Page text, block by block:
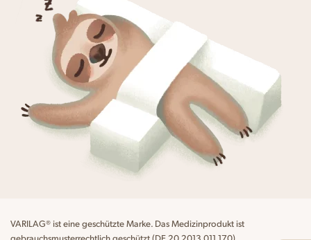
VARILAG® ist eine geschützte Marke. Das Medizinprodukt ist
gebrauchsmusterrechtlich geschützt (DE 20 2013 011 170).